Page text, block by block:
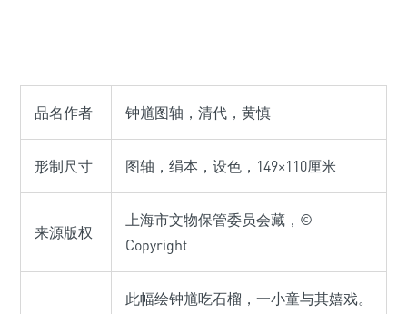
品名作者 钟馗图轴，清代，黄慎
形制尺寸 图轴，绢本，设色，149×110厘米
来源版权
上海市文物保管委员会藏，©
Copyright
此幅绘钟馗吃石榴，一小童与其嬉戏。